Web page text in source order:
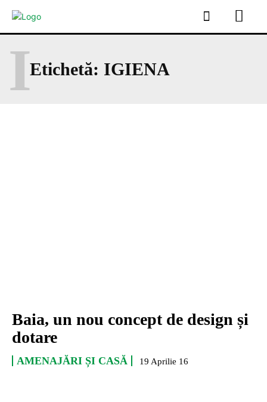
Etichetă: IGIENA
I
Baia, un nou concept de design și
dotare
AMENAJĂRI ȘI CASĂ 19 Aprilie 16